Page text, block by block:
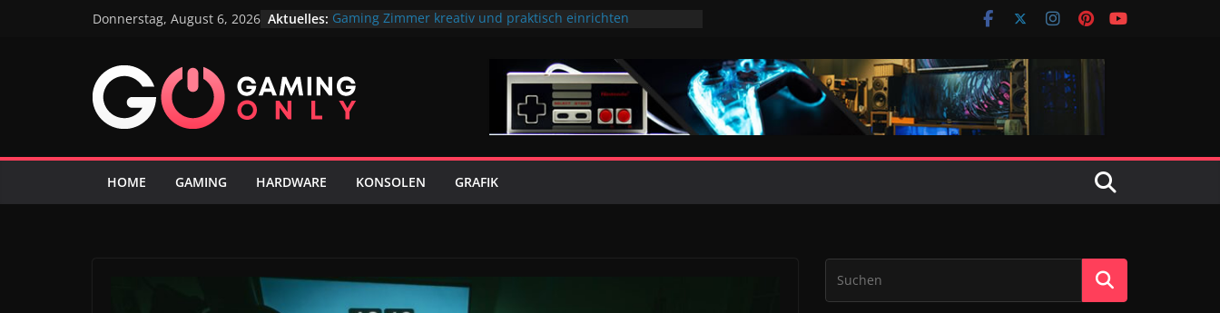
Donnerstag, August 6, 2026 Aktuelles: Gaming Zimmer kreativ und praktisch einrichten
So steigert nachhaltiger Bio-Kaffee deine Konzentration bei
langen Gaming-Sessions
Möbel, die Gaming und Alltag verbinden
Wie man den Kopf nach langen Gaming-Sessions
HOME GAMING HARDWARE KONSOLEN GRAFIK